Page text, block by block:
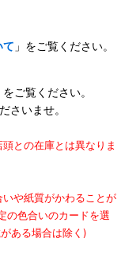
て 」をご覧ください。
をご覧ください。
さいませ。
との在庫とは異なりま
や紙質がかわることが
の色合いのカードを選
ある場合は除く)